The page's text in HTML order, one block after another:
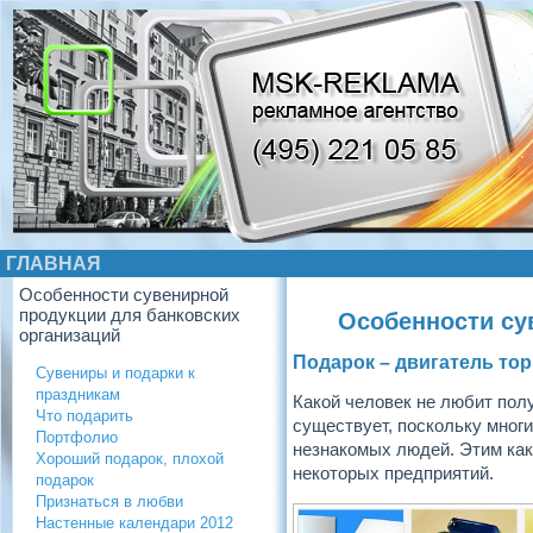
ГЛАВНАЯ
Особенности сувенирной
продукции для банковских
организаций
Сувениры и подарки к
праздникам
Что подарить
Портфолио
Хороший подарок, плохой
подарок
Признаться в любви
Настенные календари 2012
Особенности
Подарок – двигатель
Какой человек не любит
существует, поскольку
незнакомых людей. Этим
некоторых предприятий.